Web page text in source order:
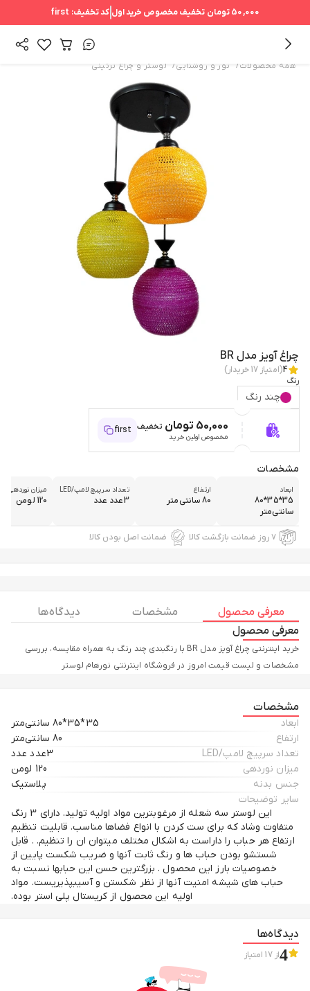
50,000 تومان تخفیف مخصوص خرید اول کد تخفیف: first
همه محصولات/ نور و روشنایی/ لوستر و چراغ تزئینی
چراغ آویز مدل BR
4(امتیاز 17خریدار)
رنگ
چند رنگ
50,000 تومان تخفیف
مخصوص اولین خرید
first
مشخصات
ابعاد
35*35*80
سانتی‌متر
ارتفاع
80 سانتی‌متر
تعداد سرپیچ لامپ/LED
3عدد عدد
میزان نوردهی
120 لومن
۷ روز ضمانت بازگشت کالا ضمانت اصل بودن کالا
معرفی محصول مشخصات
دیدگاه ها
معرفی محصول
خرید اینترنتی چراغ آویز مدل BR با رنگبندی چند رنگ به همراه مقایسه، بررسی
مشخصات و لیست قیمت امروز در فروشگاه اینترنتی نورهام لوستر
مشخصات
ابعاد
35*35*80 سانتی‌متر
ارتفاع
80 سانتی‌متر
تعداد سرپیچ لامپ/LED
3عدد عدد
میزان نوردهی
120 لومن
جنس بدنه
پلاستیک
سایر توضیحات
این لوستر سه شعله از مرغوبترین مواد اولیه تولید. دارای 3 رنگ
متفاوت وشاد که برای ست کردن با انواع فضاها مناسب. قابلیت تنظیم
ارتفاع هر حباب را داراست به اشکال مختلف میتوان ان را تنظیم. . قابل
شستشو بودن حباب ها و رنگ ثابت آنها و ضریب شکست پایین از
خصوصیات بارز این محصول . بزرگترین حسن این حبابها نسبت به
حباب های شیشه امنیت آنها از نظر شکستن و آسیبپذیریست. مواد
اولیه این محصول از کریستال پلی استر بوده.
دیدگاه‌ها
4از17امتیاز